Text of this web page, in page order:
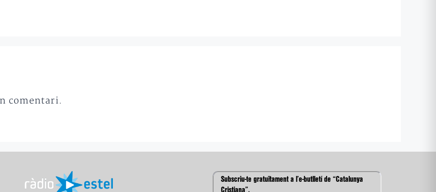
comentari.
Subscriu-te gratuïtament a l’e-butlletí de “Catalunya
Cristiana”.